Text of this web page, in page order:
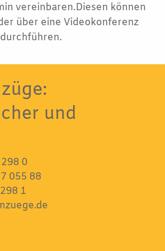
vereinbaren.Diesen können
über eine Videokonferenz
durchführen.
und
0
055 88
1